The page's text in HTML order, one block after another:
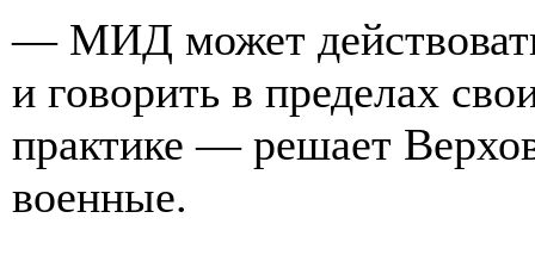
— МИД может
и говорить в пределах
практике — решает
военные.